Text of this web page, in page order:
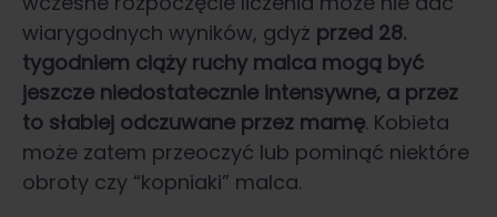
wiarygodnych wyników, gdyż przed 28.
tygodniem ciąży ruchy malca mogą być
jeszcze niedostatecznie intensywne, a przez
to słabiej odczuwane przez mamę. Kobieta
może zatem przeoczyć lub pominąć niektóre
obroty czy “kopniaki” malca.